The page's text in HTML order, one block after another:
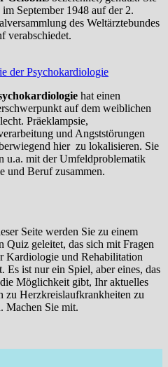
September 1948 auf der 2.
des Weltärztebundes
verabschiedet.
der Psychokardiologie
hat einen
auf dem weiblichen
Präeklampsie,
und Angststörungen
hier zu lokalisieren. Sie
u.a. mit der Umfeldproblematik
und Beruf zusammen.
Seite werden Sie zu einem
Quiz geleitet, das sich mit Fragen
Kardiologie und Rehabilitation
Es ist nur ein Spiel, aber eines, das
Möglichkeit gibt, Ihr aktuelles
zu Herzkreislaufkrankheiten zu
Machen Sie mit.